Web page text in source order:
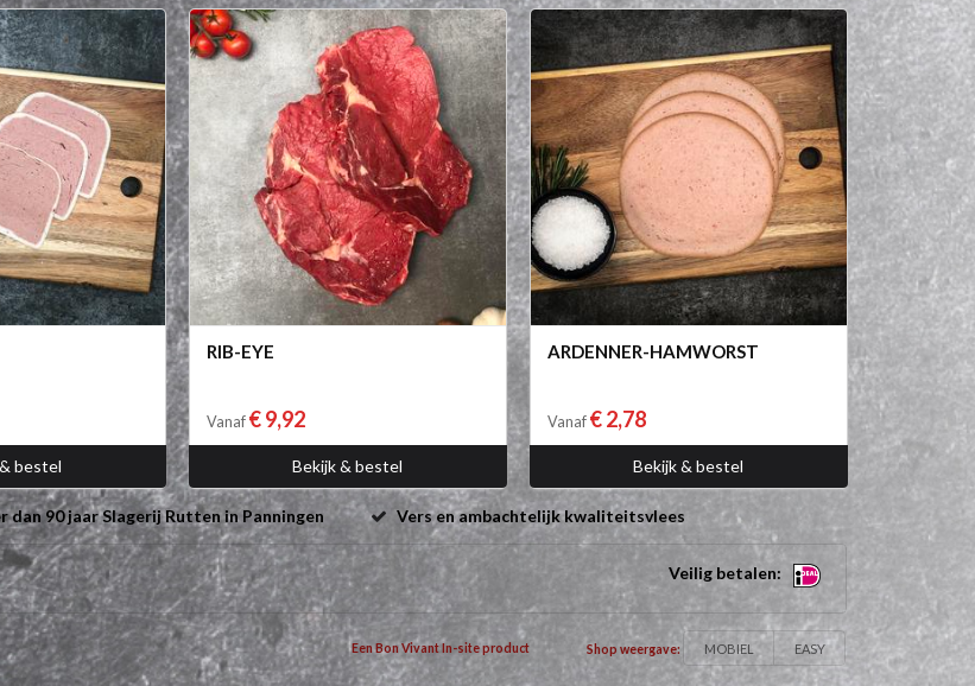
bestel
RIB-EYE
Vanaf € 9,92
Bekijk & bestel
ARDENNER-HAMWORST
Vanaf € 2,78
Bekijk & bestel
dan 90 jaar Slagerij Rutten in Panningen Vers en ambachtelijk kwaliteitsvlees
Veilig betalen:
Een Bon Vivant In-site product Shop weergave: MOBIEL EASY